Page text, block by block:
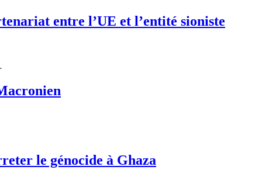
entre l’UE et l’entité sioniste
le génocide à Ghaza